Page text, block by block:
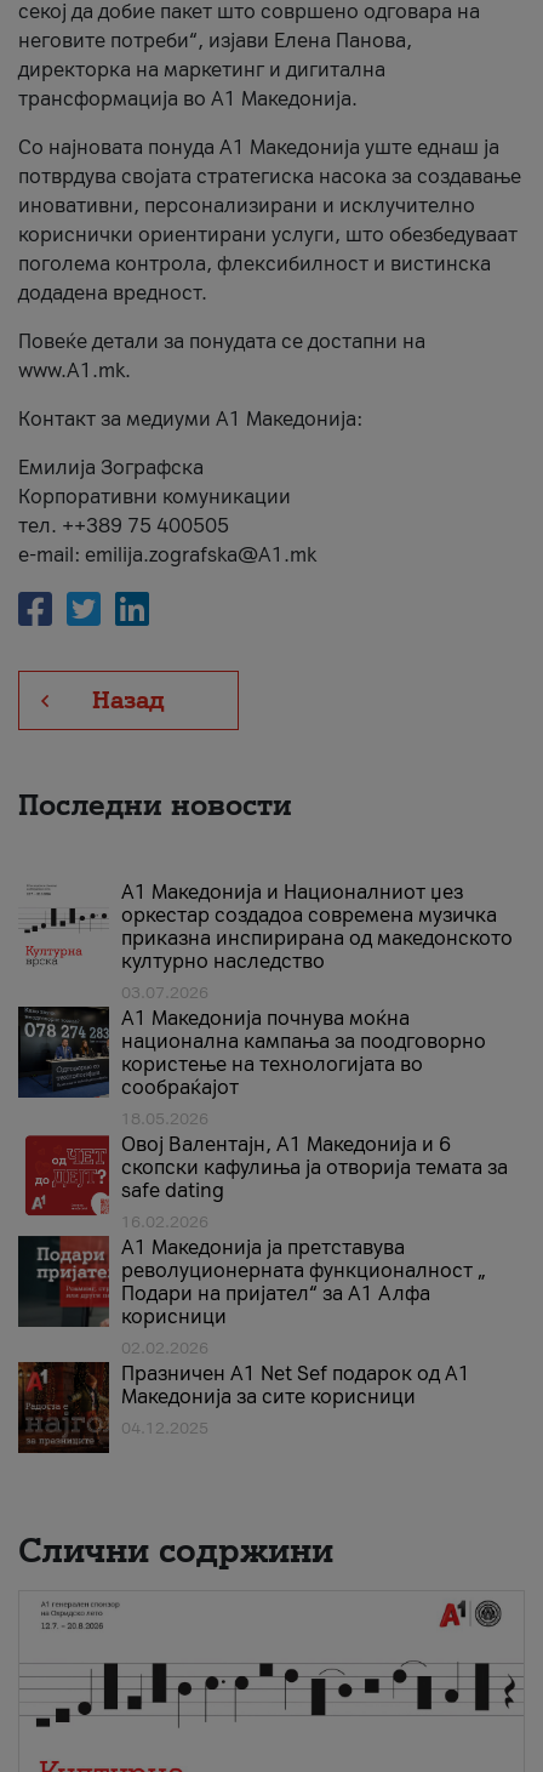
секој да добие пакет што совршено одговара на
неговите потреби“, изјави Елена Панова,
директорка на маркетинг и дигитална
трансформација во А1 Македонија.
Со најновата понуда А1 Македонија уште еднаш ја
потврдува својата стратегиска насока за создавање
иновативни, персонализирани и исклучително
кориснички ориентирани услуги, што обезбедуваат
поголема контрола, флексибилност и вистинска
додадена вредност.
Повеќе детали за понудата се достапни на
www.А1.mk.
Контакт за медиуми А1 Македонија:
Емилија Зографска
Корпоративни комуникации
тел. ++389 75 400505
e-mail: emilija.zografska@A1.mk
Назад
Последни новости
А1 Македонија и Националниот џез
оркестар создадоа современа музичка
приказна инспирирана од македонското
културно наследство
03.07.2026
A1 Македонија почнува моќна
национална кампања за поодговорно
користење на технологијата во
сообраќајот
18.05.2026
Овој Валентајн, A1 Македонија и 6
скопски кафулиња ја отворија темата за
safe dating
16.02.2026
А1 Македонија ја претставува
револуционерната функционалност „
Подари на пријател“ за А1 Алфа
корисници
02.02.2026
Празничен A1 Net Sеf подарок од А1
Македонија за сите корисници
04.12.2025
Слични содржини